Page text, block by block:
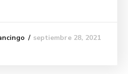
septiembre 28, 2021